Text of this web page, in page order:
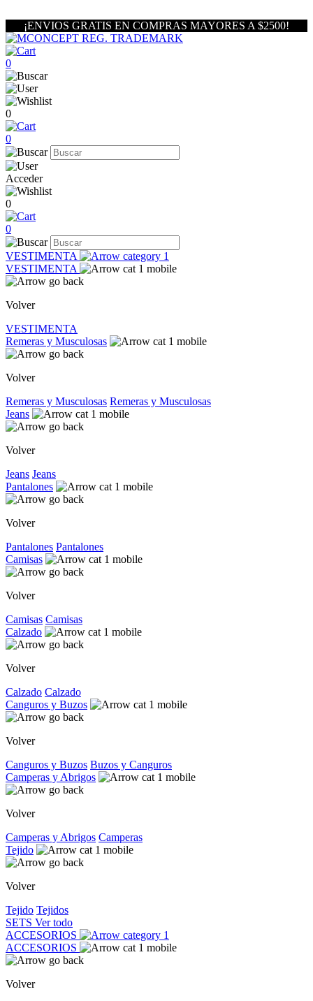
¡ENVIOS GRATIS EN COMPRAS MAYORES A $2500!
0
0
0
Acceder
0
0
VESTIMENTA
VESTIMENTA
Volver
VESTIMENTA
Remeras y Musculosas
Volver
Remeras y Musculosas Remeras y Musculosas
Jeans
Volver
Jeans Jeans
Pantalones
Volver
Pantalones Pantalones
Camisas
Volver
Camisas Camisas
Calzado
Volver
Calzado Calzado
Canguros y Buzos
Volver
Canguros y Buzos Buzos y Canguros
Camperas y Abrigos
Volver
Camperas y Abrigos Camperas
Tejido
Volver
Tejido Tejidos
SETS Ver todo
ACCESORIOS
ACCESORIOS
Volver